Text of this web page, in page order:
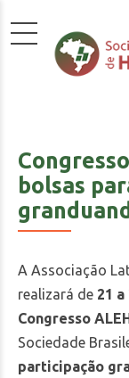
bolsas
A Associação
realizará de 21
Congresso
Sociedade
participação